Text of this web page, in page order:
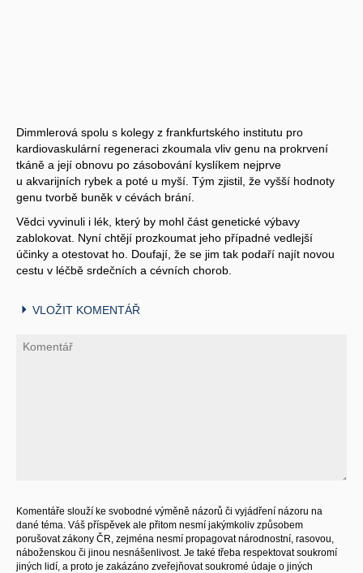
Dimmlerová spolu s kolegy z frankfurtského institutu pro
kardiovaskulární regeneraci zkoumala vliv genu na prokrvení
tkáně a její obnovu po zásobování kyslíkem nejprve
u akvarijních rybek a poté u myší. Tým zjistil, že vyšší hodnoty
genu tvorbě buněk v cévách brání.
Vědci vyvinuli i lék, který by mohl část genetické výbavy
zablokovat. Nyní chtějí prozkoumat jeho případné vedlejší
účinky a otestovat ho. Doufají, že se jim tak podaří najít novou
cestu v léčbě srdečních a cévních chorob.
VLOŽIT KOMENTÁŘ
Komentáře slouží ke svobodné výměně názorů či vyjádření názoru na
dané téma. Váš příspěvek ale přitom nesmí jakýmkoliv způsobem
porušovat zákony ČR, zejména nesmí propagovat národnostní, rasovou,
náboženskou či jinou nesnášenlivost. Je také třeba respektovat soukromí
jiných lidí, a proto je zakázáno zveřejňovat soukromé údaje o jiných